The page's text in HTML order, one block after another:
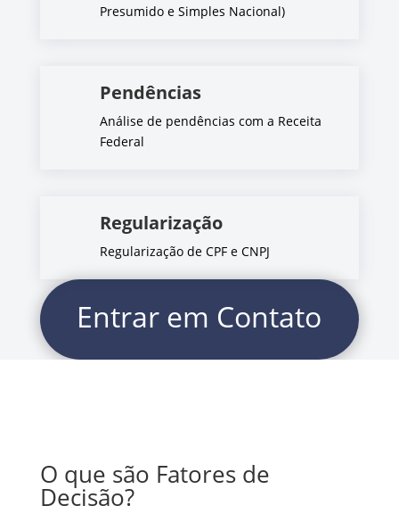
Presumido e Simples Nacional)
Pendências
Análise de pendências com a Receita
Federal
Regularização
Regularização de CPF e CNPJ
Entrar em Contato
O que são Fatores de
Decisão?